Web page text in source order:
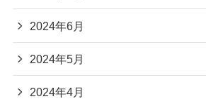
2024年6月
2024年5月
2024年4月